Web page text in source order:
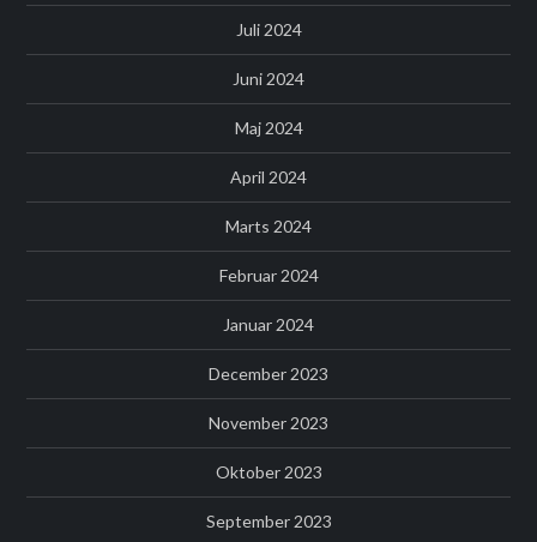
Juli 2024
Juni 2024
Maj 2024
April 2024
Marts 2024
Februar 2024
Januar 2024
December 2023
November 2023
Oktober 2023
September 2023